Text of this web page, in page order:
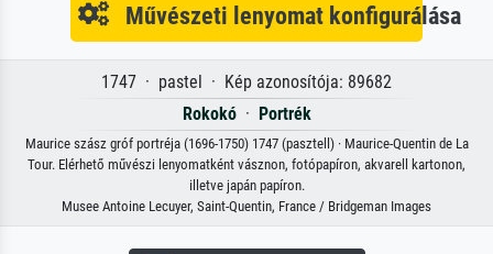
Művészeti lenyomat konfigurálása
1747 · pastel · Kép azonosítója: 89682
Rokokó· Portrék
Maurice szász gróf portréja (1696-1750) 1747 (pasztell) · Maurice-Quentin de La
Tour. Elérhető művészi lenyomatként vásznon, fotópapíron, akvarell kartonon,
illetve japán papíron.
Musee Antoine Lecuyer, Saint-Quentin, France / Bridgeman Images